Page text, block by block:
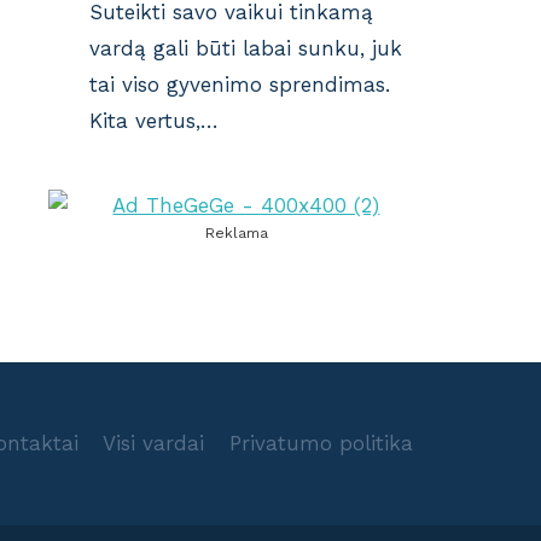
Suteikti savo vaikui tinkamą
vardą gali būti labai sunku, juk
tai viso gyvenimo sprendimas.
Kita vertus,…
Reklama
Visi vardai Privatumo politika